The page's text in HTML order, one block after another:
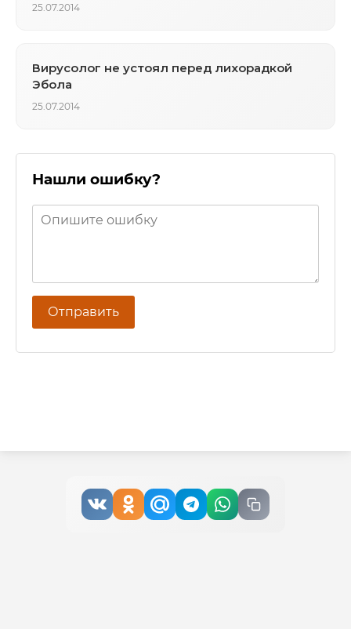
25.07.2014
Вирусолог не устоял перед лихорадкой
Эбола
25.07.2014
Нашли ошибку?
Отправить